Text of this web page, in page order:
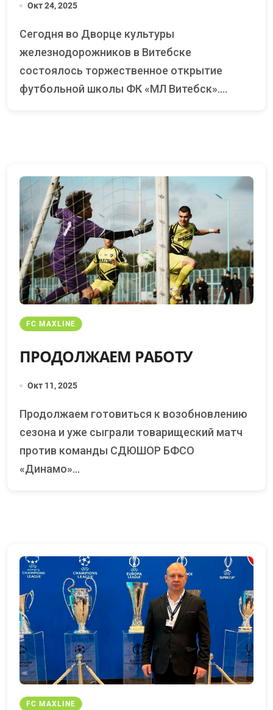
Окт 24, 2025
Сегодня во Дворце культуры
железнодорожников в Витебске
состоялось торжественное открытие
футбольной школы ФК «МЛ Витебск»....
FC MAXLINE
ПРОДОЛЖАЕМ РАБОТУ
Окт 11, 2025
Продолжаем готовиться к возобновлению
сезона и уже сыграли товарищеский матч
против команды СДЮШОР БФСО
«Динамо»...
FC MAXLINE